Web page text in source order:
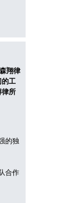
翔律
的工
律所
的独
合作